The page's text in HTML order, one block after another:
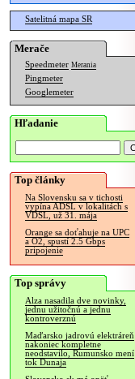
Satelitná mapa SR
Merače
Speedmeter Merania
Pingmeter
Googlemeter
Hľadanie
Top články
Na Slovensku sa v tichosti
vypína ADSL v lokalitách s
VDSL, už 31. mája
Orange sa doťahuje na UPC
a O2, spustí 2.5 Gbps
pripojenie
Top správy
Alza nasadila dve novinky,
jednu užitočnú a jednu
kontroverznú
Maďarsko jadrovú elektráreň
nakoniec kompletne
neodstavilo, Rumunsko mení
tok Dunaja